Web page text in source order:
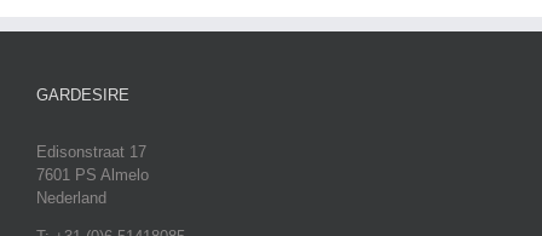
GARDESIRE
Edisonstraat 17
7601 PS Almelo
Nederland